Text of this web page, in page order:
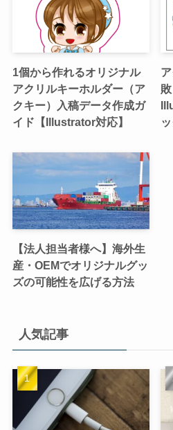
1個から作れるオリジナル
アクリルキーホルダー（ア
クキー）入稿データ作成ガ
イド【Illustrator対応】
【法人担当者様へ】海外生
産・OEMでオリジナルグッ
ズの可能性を広げる方法
人気記事